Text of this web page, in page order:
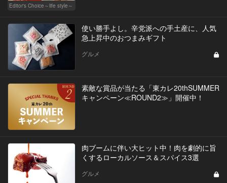
Editor's Choice～life style～
使い勝手よし。辛党派への手土産に、人気
急上昇中のおつまみギフト
グルメ
素敵な賞品が当たる「東カレ20thSUMMER
キャンペーン≪ROUND2≫」開催中！
肉ブームに伴い大ヒット中！肉を劇的に旨
くするローカルソース＆スパイス3選
グルメ